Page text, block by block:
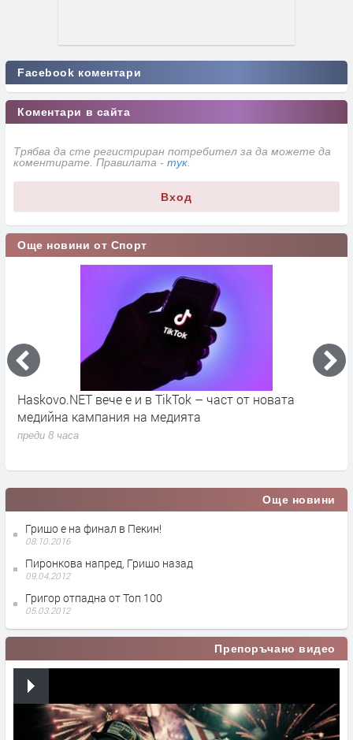
Facebook коментари
Коментари в сайта
Трябва да сте регистриран потребител за да можете да
коментирате. Правилата - тук
Вход
Още новини от Спорт
Haskovo.NET вече е и в TikTok – част от новата
медийна кампания на медията
преди 8 часа
Още новини
Гришо е на финал в Пекин!
08.10.2016
Пиронкова напред, Гришо назад
09.04.2012
Григор отпадна от Топ 100
05.03.2012
Препоръчано видео